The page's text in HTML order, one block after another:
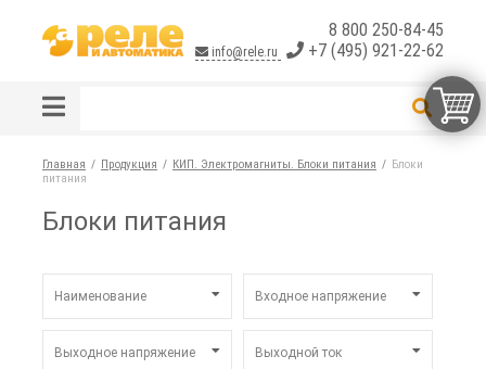
8 800 250-84-45
info@rele.ru +7 (495) 921-22-62
Главная Продукция КИП. Электромагниты. Блоки питания
Блоки
питания
Блоки питания
Наименование
DR
EDR
Входное напряжение
10В...40В
40В...100В
Выходное напряжение Выходной ток